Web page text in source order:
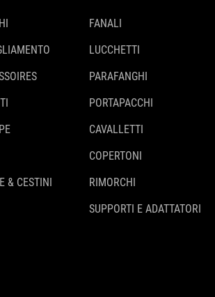
& CESTINI
FANALI
LUCCHETTI
PARAFANGHI
PORTAPACCHI
CAVALLETTI
COPERTONI
RIMORCHI
SUPPORTI E ADATTATORI